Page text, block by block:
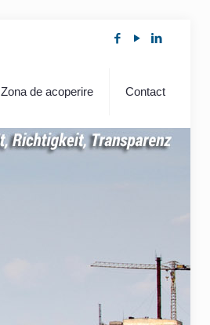
Zona de acoperire Contact